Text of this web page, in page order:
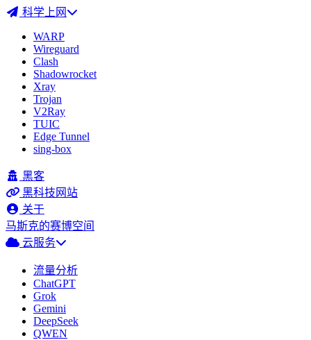
科学上网
WARP
Wireguard
Clash
Shadowrocket
Xray
Trojan
V2Ray
TUIC
Edge Tunnel
sing-box
黑客
黑科技网站
关于
马斯克的赛博空间
云服务
流量分析
ChatGPT
Grok
Gemini
DeepSeek
QWEN